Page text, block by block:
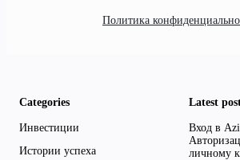
Политика
Categories
Инвестиции
Истории успеха
Latest
Вход в
личному